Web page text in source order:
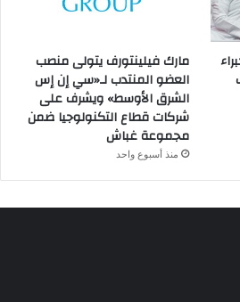
مارك فيلينتورف يتولى منصب
العضو المنتدب لـ«سي إن إس
الشرق الأوسط» ويشرف على
شركات قطاع التكنولوجيا ضمن
مجموعة غباش
منذ أسبوع واحد